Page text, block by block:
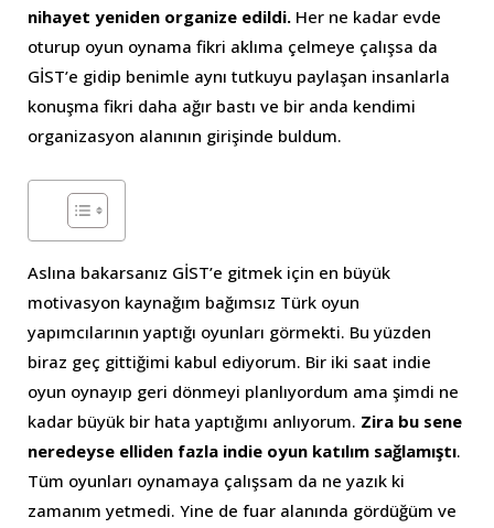
nihayet yeniden organize edildi. Her ne kadar evde
oturup oyun oynama fikri aklıma çelmeye çalışsa da
GİST’e gidip benimle aynı tutkuyu paylaşan insanlarla
konuşma fikri daha ağır bastı ve bir anda kendimi
organizasyon alanının girişinde buldum.
Aslına bakarsanız GİST’e gitmek için en büyük
motivasyon kaynağım bağımsız Türk oyun
yapımcılarının yaptığı oyunları görmekti. Bu yüzden
biraz geç gittiğimi kabul ediyorum. Bir iki saat indie
oyun oynayıp geri dönmeyi planlıyordum ama şimdi ne
kadar büyük bir hata yaptığımı anlıyorum. Zira bu sene
neredeyse elliden fazla indie oyun katılım sağlamıştı.
Tüm oyunları oynamaya çalışsam da ne yazık ki
zamanım yetmedi. Yine de fuar alanında gördüğüm ve